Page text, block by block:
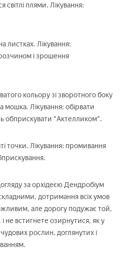
світлі плями. Лікування:
листках. Лікування:
і зрошення
кольору зі зворотного боку
мошка. Лікування: обірвати
обприскувати "Актелликом".
точки. Лікування: промивання
за орхідеєю Дендробіум
дотримання всіх умов
але дорогу подужає той,
не встигнете озирнутися, як у
рослин, доглянутих і